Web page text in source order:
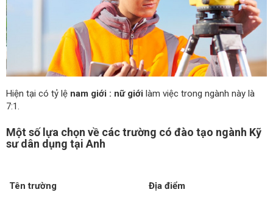
Hiện tại có tỷ lệ nam giới : nữ giới làm việc trong ngành này là
7:1.
Một số lựa chọn về các trường có đào tạo ngành Kỹ
sư dân dụng tại Anh
Tên trường
Địa điểm